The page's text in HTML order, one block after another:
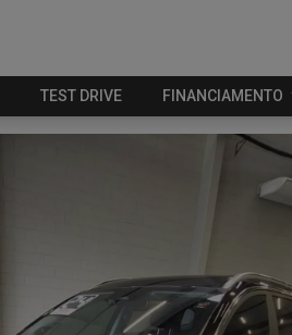
TEST DRIVE FINANCIAMENTO